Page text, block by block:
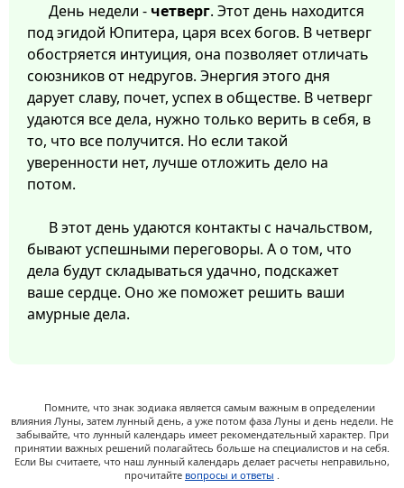
День недели - четверг. Этот день находится
под эгидой Юпитера, царя всех богов. В четверг
обостряется интуиция, она позволяет отличать
союзников от недругов. Энергия этого дня
дарует славу, почет, успех в обществе. В четверг
удаются все дела, нужно только верить в себя, в
то, что все получится. Но если такой
уверенности нет, лучше отложить дело на
потом.
В этот день удаются контакты с начальством,
бывают успешными переговоры. А о том, что
дела будут складываться удачно, подскажет
ваше сердце. Оно же поможет решить ваши
амурные дела.
Помните, что знак зодиака является самым важным в определении
влияния Луны, затем лунный день, а уже потом фаза Луны и день недели. Не
забывайте, что лунный календарь имеет рекомендательный характер. При
принятии важных решений полагайтесь больше на специалистов и на себя.
Если Вы считаете, что наш лунный календарь делает расчеты неправильно,
прочитайте вопросы и ответы .